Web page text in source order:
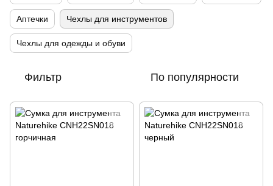
Аптечки Чехлы для инструментов
Чехлы для одежды и обуви
Фильтр По популярности